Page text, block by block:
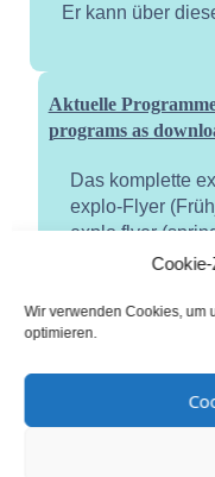
Wir verwenden Cookies, um
optimieren.
Er kann über
Aktuelle
programs as
Das komplette
explo-Flyer
explo flyer